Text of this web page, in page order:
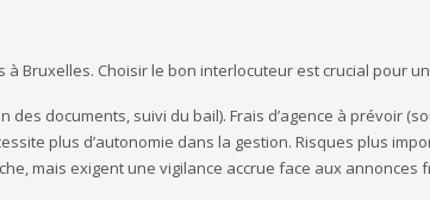
Bruxelles. Choisir le bon interlocuteur est crucial pour
documents, suivi du bail). Frais d’agence à prévoir
plus d’autonomie dans la gestion. Risques plus
mais exigent une vigilance accrue face aux